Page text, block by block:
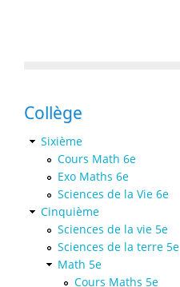
Collège
Sixième
Cours Math 6e
Exo Maths 6e
Sciences de la Vie 6e
Cinquième
Sciences de la vie 5e
Sciences de la terre 5e
Math 5e
Cours Maths 5e